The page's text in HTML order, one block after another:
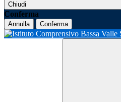
Chiudi
Conferma
Annulla Conferma